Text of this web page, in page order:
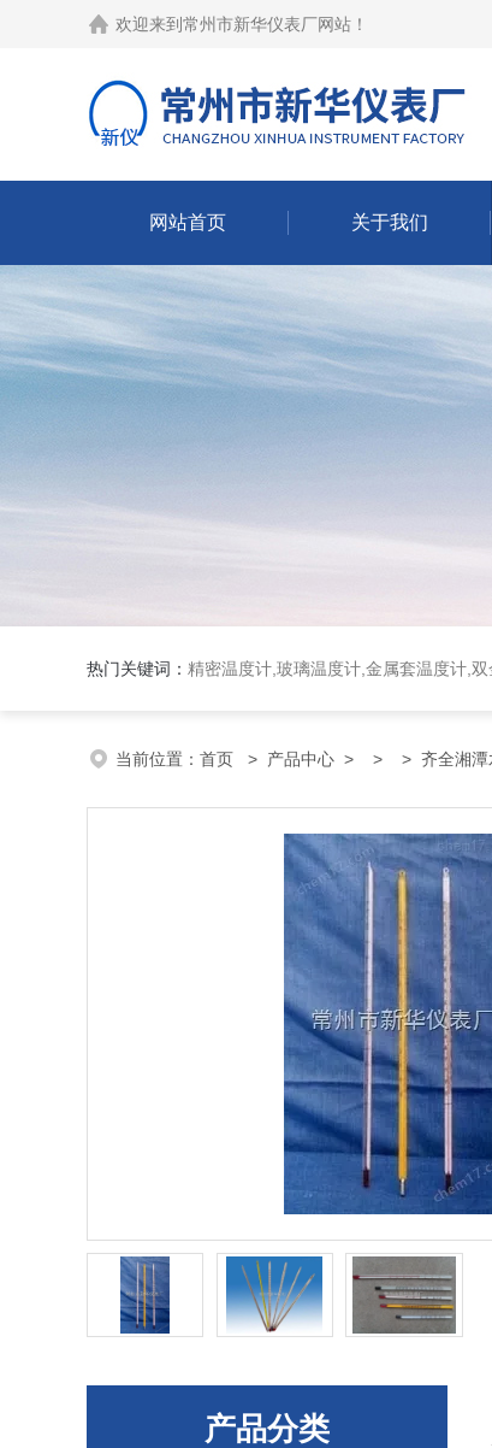
欢迎来到 常州市新华仪表厂网站 ！
网站首页 关于我们
热门关键词： 精密温度计,玻璃温度计,金属套温度计,
当前位置： 首页 > 产品中心 > > > 齐全湘潭
产品分类